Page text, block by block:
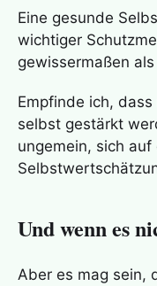
Eine gesunde
wichtiger
gewissermaßen als
Empfinde ich,
selbst gestärkt
ungemein, sich
Und wenn es
Aber es mag sein,